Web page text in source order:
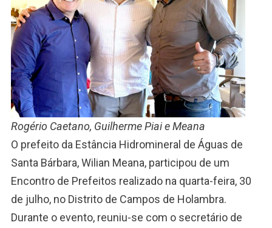
Rogério Caetano, Guilherme Piai e Meana
O prefeito da Estância Hidromineral de Águas de
Santa Bárbara, Wilian Meana, participou de um
Encontro de Prefeitos realizado na quarta-feira, 30
de julho, no Distrito de Campos de Holambra.
Durante o evento, reuniu-se com o secretário de